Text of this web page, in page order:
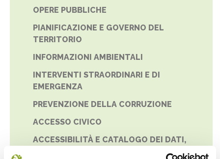
OPERE PUBBLICHE
PIANIFICAZIONE E GOVERNO DEL
TERRITORIO
INFORMAZIONI AMBIENTALI
INTERVENTI STRAORDINARI E DI
EMERGENZA
PREVENZIONE DELLA CORRUZIONE
ACCESSO CIVICO
ACCESSIBILITÀ E CATALOGO DEI DATI,